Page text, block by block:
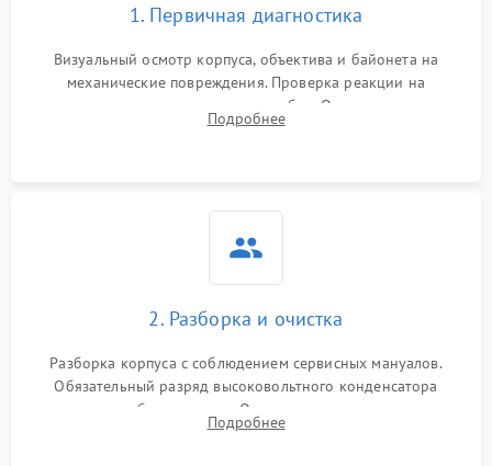
1. Первичная диагностика
Визуальный осмотр корпуса, объектива и байонета на
механические повреждения. Проверка реакции на
включение, считывание кодов ошибок. Оценка состояния
матрицы и затвора, проверка работы автофокуса и вспышки.
Подробнее
2. Разборка и очистка
Разборка корпуса с соблюдением сервисных мануалов.
Обязательный разряд высоковольтного конденсатора
вспышки для безопасности. Очистка внутренних узлов от
пыли, песка и следов влаги с помощью спецсредств.
Подробнее